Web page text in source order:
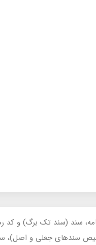
قراردادنویسی و قراردادخوانی املاک» شامل
سندهای جعلی و اصل)،